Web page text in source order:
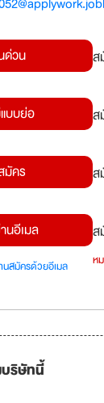
ด่วน ส
บบย่อ ส
มัคร ส
นอีเมล
นสมัครด้วยอีเมล
ส
ห
ริษัทนี้